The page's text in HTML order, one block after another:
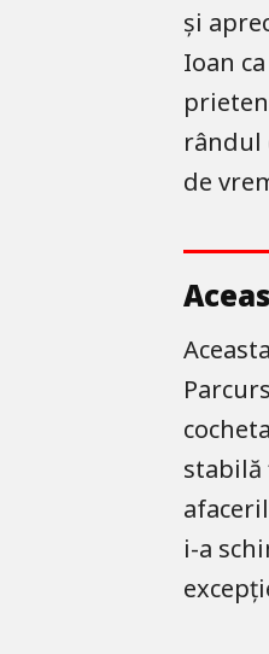
și
Ioan
rândul
de
stabilă
i-a